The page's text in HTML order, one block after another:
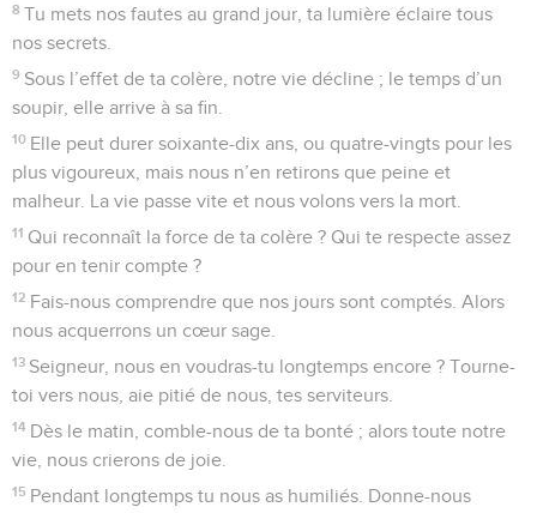
8 Tu mets nos fautes au grand jour, ta lumière éclaire tous
nos secrets.
9 Sous l’effet de ta colère, notre vie décline ; le temps d’un
soupir, elle arrive à sa fin.
10 Elle peut durer soixante-dix ans, ou quatre-vingts pour les
plus vigoureux, mais nous n’en retirons que peine et
malheur. La vie passe vite et nous volons vers la mort.
11 Qui reconnaît la force de ta colère ? Qui te respecte assez
pour en tenir compte ?
12 Fais-nous comprendre que nos jours sont comptés. Alors
nous acquerrons un cœur sage.
13 Seigneur, nous en voudras-tu longtemps encore ? Tourne-
toi vers nous, aie pitié de nous, tes serviteurs.
14 Dès le matin, comble-nous de ta bonté ; alors toute notre
vie, nous crierons de joie.
15 Pendant longtemps tu nous as humiliés. Donne-nous